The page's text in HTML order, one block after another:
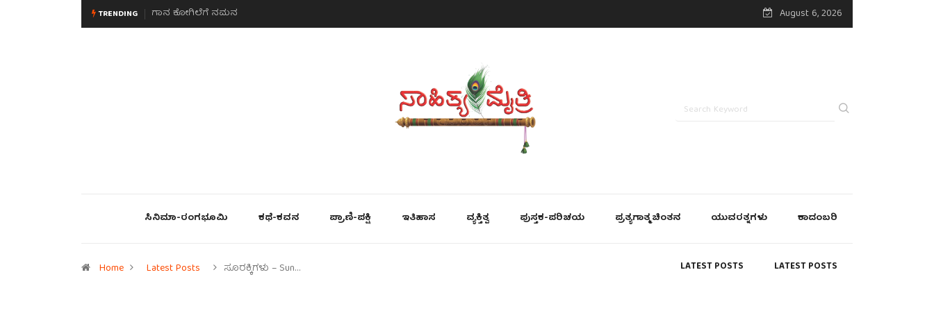
TRENDING ಮನಸಿನ ಸವಿಭಾವ August 6, 2026
ಸಿನಿಮಾ-ರಂಗಭೂಮಿ ಕಥೆ-ಕವನ ಪ್ರಾಣಿ-ಪಕ್ಷಿ ಇತಿಹಾಸ ವ್ಯಕ್ತಿತ್ವ ಪುಸ್ತಕ-ಪರಿಚಯ ಪ್ರತ್ಯಗಾತ್ಮ ಚಿಂತನ ಯುವರತ್ನಗಳು ಕಾದಂಬರಿ
LATEST POSTS LATEST POSTS
Home Latest Posts ಸೂರಕ್ಕಿಗಳು – Sun…